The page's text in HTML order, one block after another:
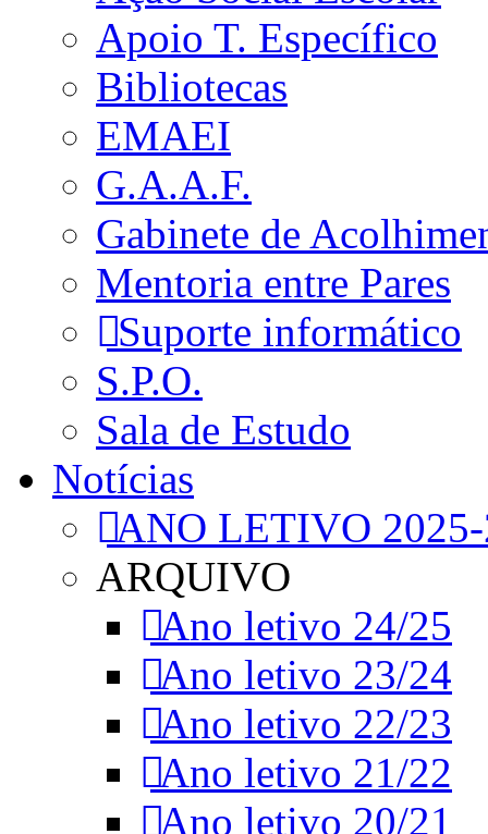
Apoio T. Específico
Bibliotecas
EMAEI
G.A.A.F.
Gabinete de
Mentoria entre Pares
Suporte informático
S.P.O.
Sala de Estudo
Notícias
ANO LETIVO
ARQUIVO
Ano letivo 24/25
Ano letivo 23/24
Ano letivo 22/23
Ano letivo 21/22
Ano letivo 20/21